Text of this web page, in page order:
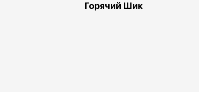
Горячий Шик